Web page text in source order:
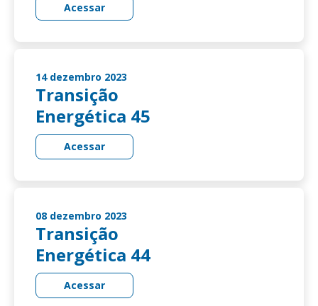
Acessar
14 dezembro 2023
Transição
Energética 45
Acessar
08 dezembro 2023
Transição
Energética 44
Acessar